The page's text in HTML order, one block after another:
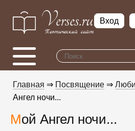
Вход
Главная ⇒ Посвящение ⇒
Ангел ночи...
Мой Ангел ночи...